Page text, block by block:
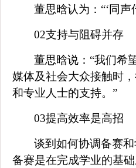
董思晗认为：“‘同
02支持与阻碍并存
董思晗说：“我们希
媒体及社会大众接触时
和专业人士的支持。”
03提高效率是高招
谈到如何协调备赛
备赛是在完成学业的基